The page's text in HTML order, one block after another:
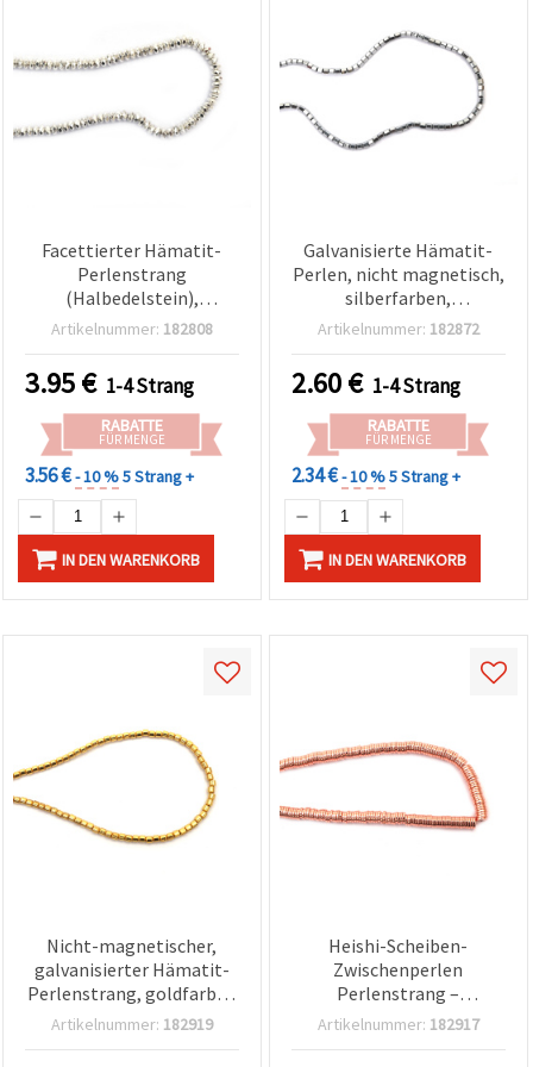
Facettierter Hämatit-
Perlenstrang
(Halbedelstein),
Abacus/Rondelle, nicht
elektroplattiert, hell
silberfarben (Weißsilber),
6 x 3 mm, Loch 1,5 mm, ca.
120 Stk.
Artikelnummer: 182808
3.95€ 1-4 Strang
RABATTE
FÜR MENGE
3.56 €- 10 %5 Strang +
IN DEN WARENKORB
Galvanisierte Hämatit-
Perlen, nicht magnetisch,
silberfarben,
sechseckiger Zylinder 3 x 3
ca. 140 Stk. –
Halbedelstein-
Zwischenperlen für DIY
Schmuckherstellung,
Armbänder & Ketten
Artikelnummer: 182872
2.60€ 1-4 Strang
RABATTE
FÜR MENGE
2.34 €- 10 %5 Strang +
IN DEN WARENKORB
Nicht-magnetischer,
galvanisierter Hämatit-
Perlenstrang, goldfarben
– 3 mm Zylinder, Loch 0,7
Artikelnummer: 182919
Heishi-Scheiben-
Zwischenperlen
Perlenstrang –
nichtmagnetischer,
Artikelnummer: 182917